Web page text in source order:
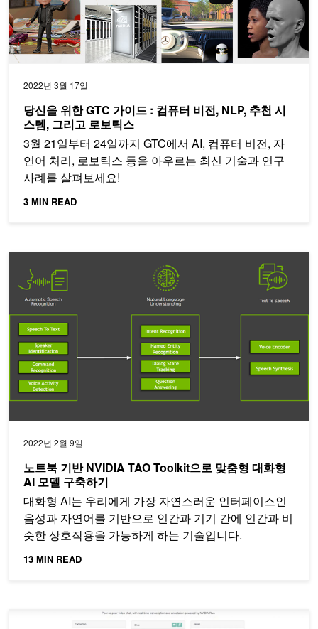
2022년 3월 17일
당신을 위한 GTC 가이드 : 컴퓨터 비전, NLP, 추천 시
스템, 그리고 로보틱스
3월 21일부터 24일까지 GTC에서 AI, 컴퓨터 비전, 자
연어 처리, 로보틱스 등을 아우르는 최신 기술과 연구
사례를 살펴보세요!
3 MIN READ
2022년 2월 9일
노트북 기반 NVIDIA TAO Toolkit으로 맞춤형 대화형
AI 모델 구축하기
대화형 AI는 우리에게 가장 자연스러운 인터페이스인
음성과 자연어를 기반으로 인간과 기기 간에 인간과 비
슷한 상호작용을 가능하게 하는 기술입니다.
13 MIN READ
NVIDIA Riva로 음성을 글로 변환하는 애플리케이션 개발하기